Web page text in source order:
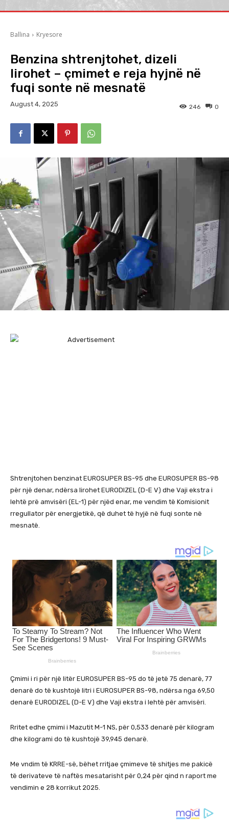
Ballina Kryesore
Benzina shtrenjtohet, dizeli
lirohet – çmimet e reja hyjnë në
fuqi sonte në mesnatë
August 4, 2025 0
246
Shtrenjtohen benzinat EUROSUPER BS-95 dhe EUROSUPER BS-98
për një denar, ndërsa lirohet EURODIZEL (D-E V) dhe Vaji ekstra i
lehtë prë amvisëri (EL-1) për njëd enar, me vendim të Komisionit
rregullator për energjetikë, që duhet të hyjë në fuqi sonte në
mesnatë.
Çmimi i ri për një litër EUROSUPER BS-95 do të jetë 75 denarë, 77
denarë do të kushtojë litri i EUROSUPER BS-98, ndërsa nga 69,50
denarë EURODIZEL (D-E V) dhe Vaji ekstra i lehtë për amvisëri.
Rritet edhe çmimi i Mazutit M-1 NS, për 0,533 denarë për kilogram
dhe kilogrami do të kushtojë 39,945 denarë.
Me vndim të KRRE-së, bëhet rritjae çmimeve të shitjes me pakicë
të derivateve të naftës mesatarisht për 0,24 për qind n raport me
vendimin e 28 korrikut 2025.